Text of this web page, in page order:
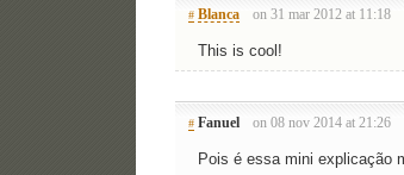
# Blanca on 31 mar 2012 at 11:18
This is cool!
# Fanuel on 08 nov 2014 at 21:26
Pois é essa mini explicação